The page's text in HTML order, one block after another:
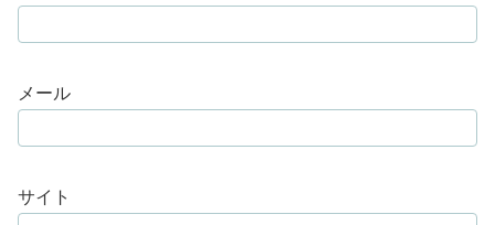
メール
サイト